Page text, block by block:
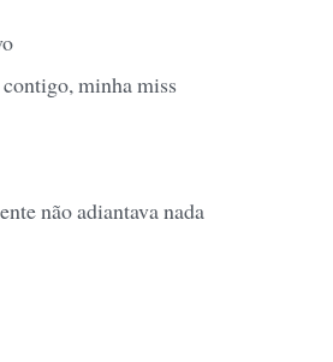
minha miss
não adiantava nada